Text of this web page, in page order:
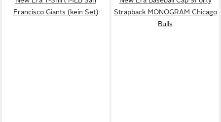
Francisco Giants (kein Set)
Strapback MONOGRAM Chicago
Bulls